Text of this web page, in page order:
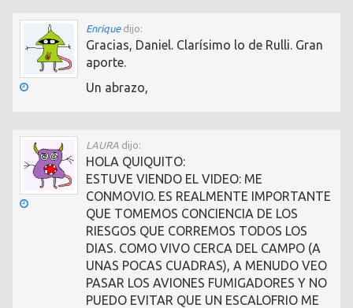
Enrique dijo:
Gracias, Daniel. Clarísimo lo de Rulli. Gran
aporte.
Un abrazo,
LAURA dijo:
HOLA QUIQUITO:
ESTUVE VIENDO EL VIDEO: ME
CONMOVIO. ES REALMENTE IMPORTANTE
QUE TOMEMOS CONCIENCIA DE LOS
RIESGOS QUE CORREMOS TODOS LOS
DIAS. COMO VIVO CERCA DEL CAMPO (A
UNAS POCAS CUADRAS), A MENUDO VEO
PASAR LOS AVIONES FUMIGADORES Y NO
PUEDO EVITAR QUE UN ESCALOFRIO ME